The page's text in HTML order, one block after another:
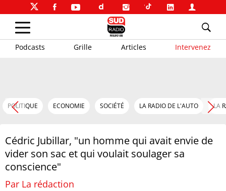
Podcasts Grille Articles Intervenez
POLITIQUE ECONOMIE SOCIÉTÉ LA RADIO DE L'AUTO LA
Cédric Jubillar, "un homme qui avait envie de
vider son sac et qui voulait soulager sa
conscience"
Par La rédaction